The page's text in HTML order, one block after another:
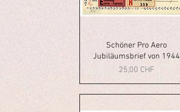
Vista rapida
Schöner Pro Aero
Jubiläumsbrief von 1944
Prezzo
25,00 CHF